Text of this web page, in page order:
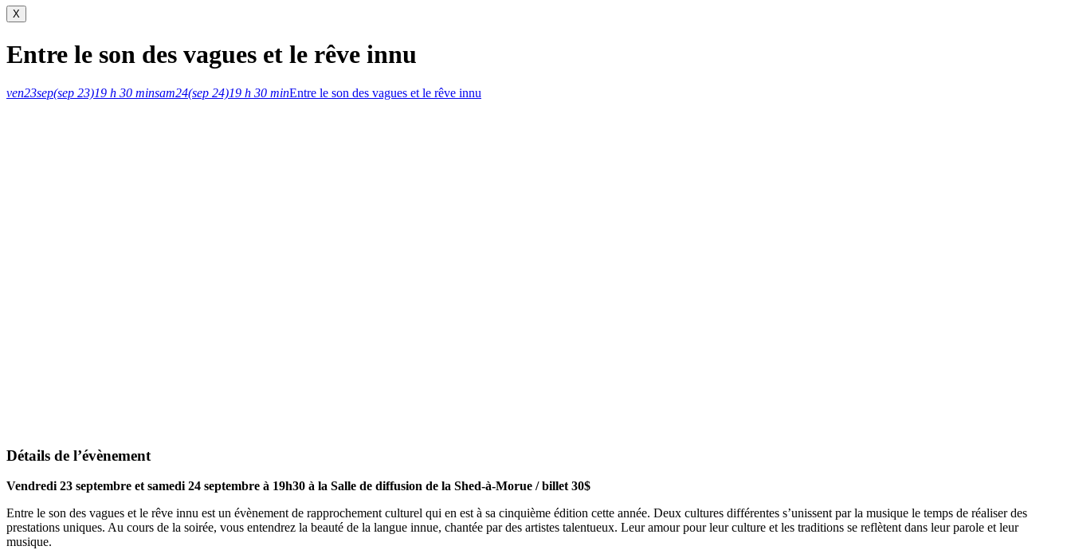
X
Entre le son des vagues et le rêve innu
ven23sep(sep 23)19 h 30 minsam24(sep 24)19 h 30 minEntre le son des vagues et le rêve innu
Détails de l’évènement
Vendredi 23 septembre et samedi 24 septembre à 19h30 à la Salle de diffusion de la Shed-à-Morue / billet 30$
Entre le son des vagues et le rêve innu est un évènement de rapprochement culturel qui en est à sa cinquième édition cette année. Deux cultures différentes s’unissent par la musique le temps de réaliser des
prestations uniques. Au cours de la soirée, vous entendrez la beauté de la langue innue, chantée par des artistes talentueux. Leur amour pour leur culture et les traditions se reflètent dans leur parole et leur
musique.